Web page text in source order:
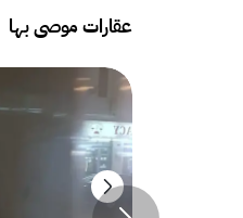
عقارات موصى بها